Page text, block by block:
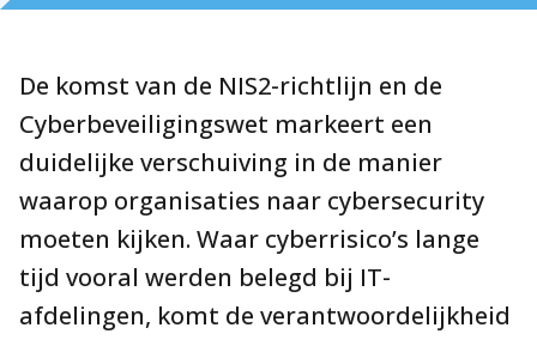
Onze mensen
Expertises
Internationaal
Nieuws
De komst van de NIS2-richtlijn en de
Cyberbeveiligingswet markeert een
duidelijke verschuiving in de manier
waarop organisaties naar cybersecurity
moeten kijken. Waar cyberrisico’s lange
tijd vooral werden belegd bij IT-
afdelingen, komt de verantwoordelijkheid